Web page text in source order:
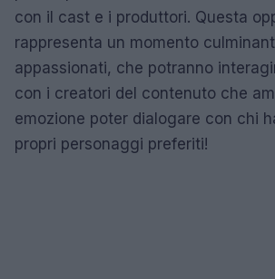
con il cast e i produttori. Questa
rappresenta un momento
appassionati, che potranno
con i creatori del contenuto che
emozione poter dialogare con chi
propri personaggi preferiti!